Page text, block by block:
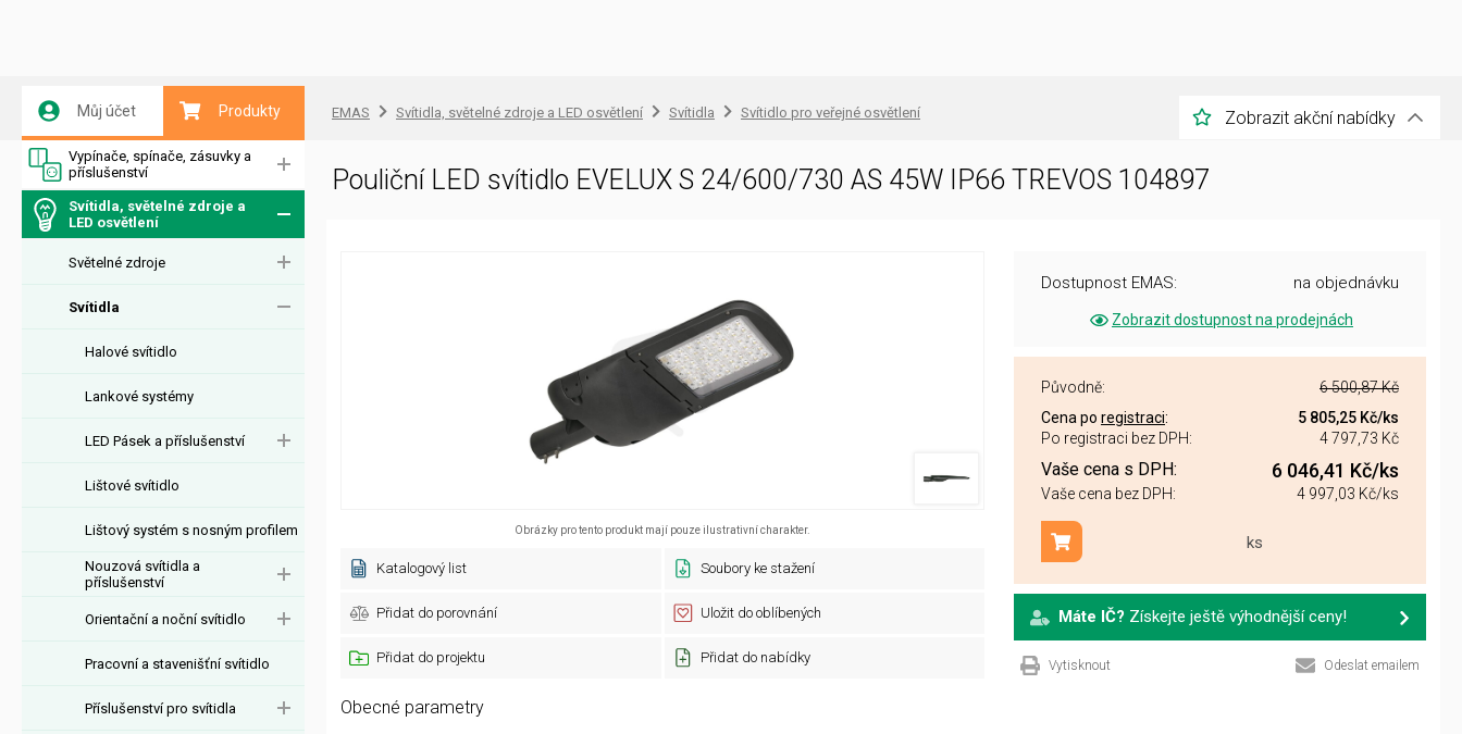
Můj účet Produkty
Vypínače, spínače, zásuvky a
příslušenství
Svítidla, světelné zdroje a
LED osvětlení
Světelné zdroje
Svítidla
Halové svítidlo
Lankové systémy
LED Pásek a příslušenství
Lištové svítidlo
Lištový systém s nosným profilem
Nouzová svítidla a
příslušenství
Orientační a noční svítidlo
Pracovní a stavenišťní svítidlo
Příslušenství pro svítidla
EMAS Svítidla, světelné zdroje a LED osvětlení Svítidla Svítidlo pro veřejné osvětlení Zobrazit akční nabídky
Pouliční LED svítidlo EVELUX S 24/600/730 AS 45W IP66 TREVOS 104897
Obrázky pro tento produkt mají pouze ilustrativní charakter.
Katalogový list Soubory ke stažení
Přidat do porovnání Uložit do oblíbených
Přidat do projektu Přidat do nabídky
Dostupnost EMAS: na objednávku
Zobrazit dostupnost na prodejnách
Původně:
6 500,87 Kč
Cena po registraci: 5 805,25 Kč/ks
Po registraci bez DPH:
4 797,73 Kč
Vaše cena s DPH: 6 046,41 Kč/ks
Vaše cena bez DPH: 4 997,03 Kč/ks
ks
Přidat do košíku
Máte IČ? Získejte ještě výhodnější ceny!
Vytisknout Odeslat emailem
Obecné parametry